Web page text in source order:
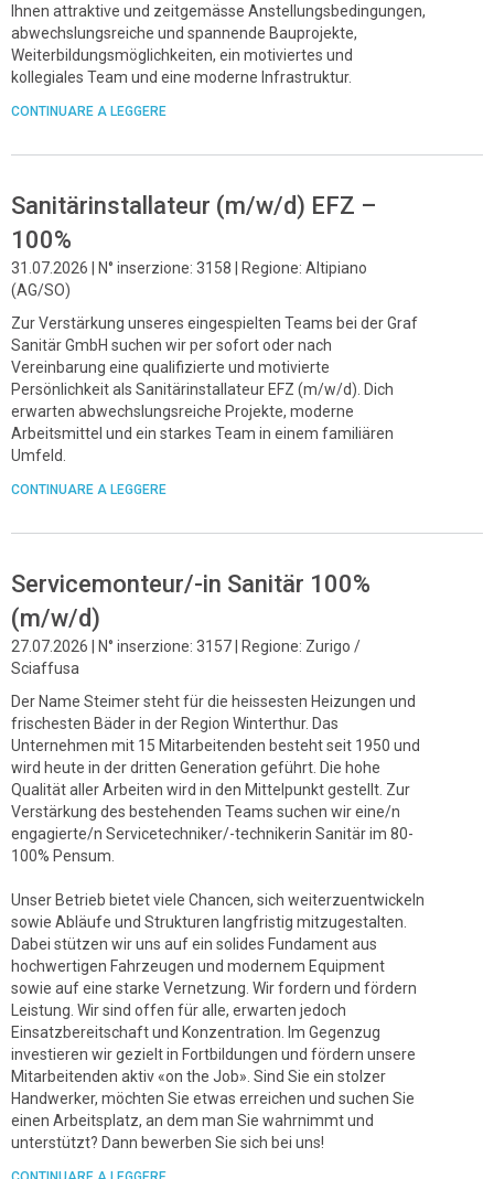
Ihnen attraktive und zeitgemässe Anstellungsbedingungen,
abwechslungsreiche und spannende Bauprojekte,
Weiterbildungsmöglichkeiten, ein motiviertes und
kollegiales Team und eine moderne Infrastruktur.
CONTINUARE A LEGGERE
Sanitärinstallateur (m/w/d) EFZ –
100%
31.07.2026 | N° inserzione: 3158 | Regione: Altipiano
(AG/SO)
Zur Verstärkung unseres eingespielten Teams bei der Graf
Sanitär GmbH suchen wir per sofort oder nach
Vereinbarung eine qualifizierte und motivierte
Persönlichkeit als Sanitärinstallateur EFZ (m/w/d). Dich
erwarten abwechslungsreiche Projekte, moderne
Arbeitsmittel und ein starkes Team in einem familiären
Umfeld.
CONTINUARE A LEGGERE
Servicemonteur/-in Sanitär 100%
(m/w/d)
27.07.2026 | N° inserzione: 3157 | Regione: Zurigo /
Sciaffusa
Der Name Steimer steht für die heissesten Heizungen und
frischesten Bäder in der Region Winterthur. Das
Unternehmen mit 15 Mitarbeitenden besteht seit 1950 und
wird heute in der dritten Generation geführt. Die hohe
Qualität aller Arbeiten wird in den Mittelpunkt gestellt. Zur
Verstärkung des bestehenden Teams suchen wir eine/n
engagierte/n Servicetechniker/-technikerin Sanitär im 80-
100% Pensum.
Unser Betrieb bietet viele Chancen, sich weiterzuentwickeln
sowie Abläufe und Strukturen langfristig mitzugestalten.
Dabei stützen wir uns auf ein solides Fundament aus
hochwertigen Fahrzeugen und modernem Equipment
sowie auf eine starke Vernetzung. Wir fordern und fördern
Leistung. Wir sind offen für alle, erwarten jedoch
Einsatzbereitschaft und Konzentration. Im Gegenzug
investieren wir gezielt in Fortbildungen und fördern unsere
Mitarbeitenden aktiv «on the Job». Sind Sie ein stolzer
Handwerker, möchten Sie etwas erreichen und suchen Sie
einen Arbeitsplatz, an dem man Sie wahrnimmt und
unterstützt? Dann bewerben Sie sich bei uns!